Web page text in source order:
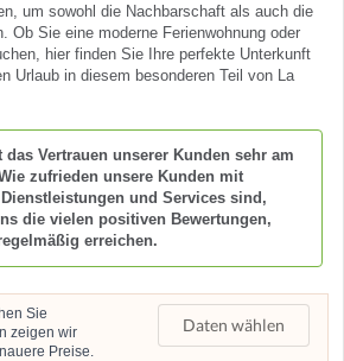
um sowohl die Nachbarschaft als auch die
Ob Sie eine moderne Ferienwohnung oder
hier finden Sie Ihre perfekte Unterkunft
Urlaub in diesem besonderen Teil von La
das Vertrauen unserer Kunden sehr am
zufrieden unsere Kunden mit
und Services sind,
die vielen positiven Bewertungen,
erreichen.
Sie
zeigen wir
Preise.
Daten wählen